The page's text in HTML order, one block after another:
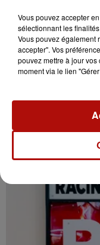
Risque
renforce les
Vous pouvez accepter
sélectionnant les
Vous pouvez également
accepter". Vos
pouvez mettre à jour
moment via le lien